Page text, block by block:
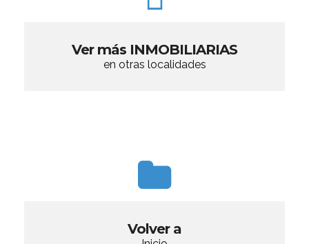
Ver más INMOBILIARIAS
en otras localidades
Volver a